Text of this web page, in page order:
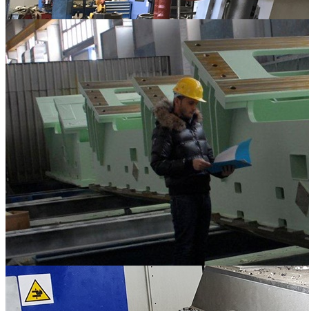
ASSEMBLAGGI MECCANICI
Lavorazioni Meccaniche